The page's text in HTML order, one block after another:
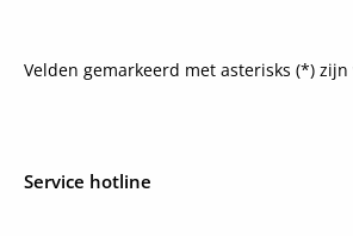
Velden gemarkeerd met asterisks (*)
Service hotline